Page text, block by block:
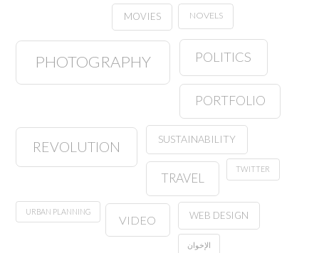
MOVIES NOVELS
PHOTOGRAPHY POLITICS
PORTFOLIO
REVOLUTION SUSTAINABILITY
TRAVEL
TWITTER
URBAN PLANNING
VIDEO WEB DESIGN
الإخوان